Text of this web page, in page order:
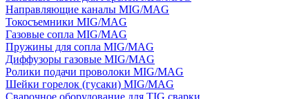
Направляющие каналы MIG/MAG
Токосъемники MIG/MAG
Газовые сопла MIG/MAG
Пружины для сопла MIG/MAG
Диффузоры газовые MIG/MAG
Ролики подачи проволоки MIG/MAG
Шейки горелок (гусаки) MIG/MAG
Сварочное оборудование для TIG сварки